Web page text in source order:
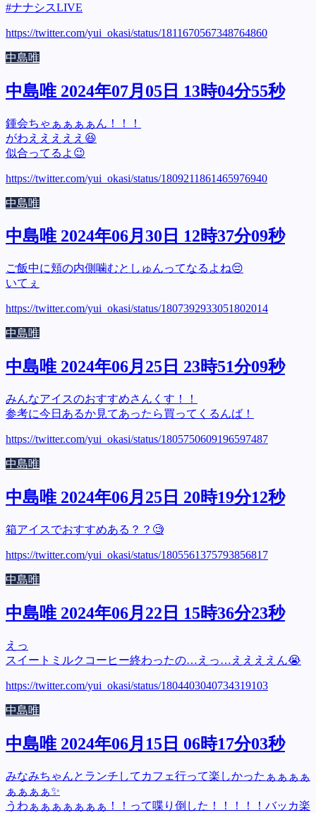
#ナナシスLIVE
https://twitter.com/yui_okasi/status/1811670567348764860
中島唯
中島唯 2024年07月05日 13時04分55秒
鍾会ちゃぁぁぁぁん！！！
がわえええええ😆
似合ってるよ😉
https://twitter.com/yui_okasi/status/1809211861465976940
中島唯
中島唯 2024年06月30日 12時37分09秒
ご飯中に頬の内側噛むとしゅんってなるよね😔
いてぇ
https://twitter.com/yui_okasi/status/1807392933051802014
中島唯
中島唯 2024年06月25日 23時51分09秒
みんなアイスのおすすめさんくす！！
参考に今日あるか見てあったら買ってくるんば！
https://twitter.com/yui_okasi/status/1805750609196597487
中島唯
中島唯 2024年06月25日 20時19分12秒
箱アイスでおすすめある？？🧐
https://twitter.com/yui_okasi/status/1805561375793856817
中島唯
中島唯 2024年06月22日 15時36分23秒
えっ
スイートミルクコーヒー終わったの…えっ…ええええん😭
https://twitter.com/yui_okasi/status/1804403040734319103
中島唯
中島唯 2024年06月15日 06時17分03秒
みなみちゃんとランチしてカフェ行って楽しかったぁぁぁぁ
ぁぁぁぁ✨
うわぁぁぁぁぁぁぁ！！って喋り倒した！！！！！バッカ楽